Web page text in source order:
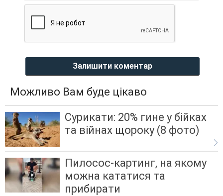
Залишити коментар
Можливо Вам буде цікаво
Сурикати: 20% гине у бійках
та війнах щороку (8 фото)
Пилосос-картинг, на якому
можна кататися та
прибирати